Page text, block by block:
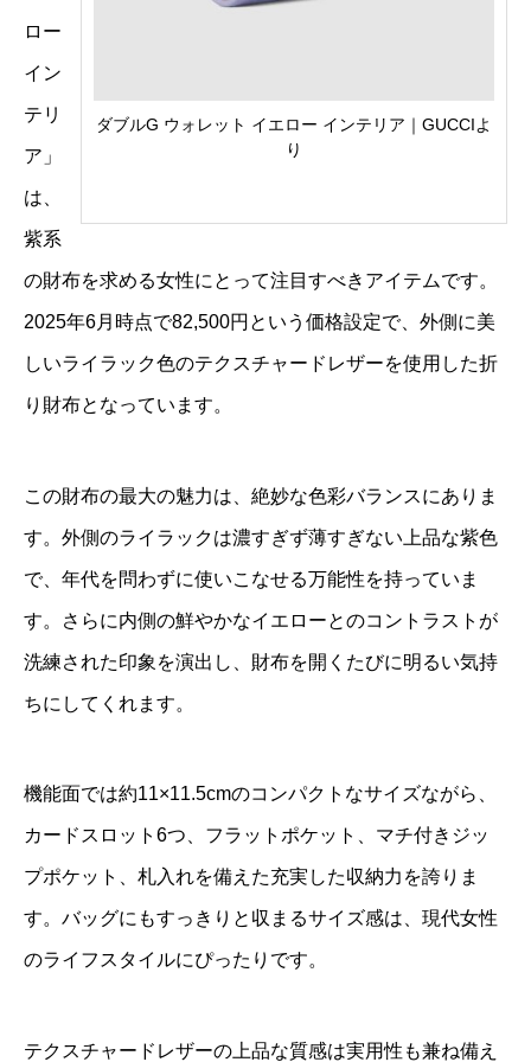
ダブルG ウォレット イエロー インテリア｜GUCCIよ
り
ロー
イン
テリ
ア」
は、
紫系
の財布を求める女性にとって注目すべきアイテムです。
2025年6月時点で82,500円という価格設定で、外側に美
しいライラック色のテクスチャードレザーを使用した折
り財布となっています。
この財布の最大の魅力は、絶妙な色彩バランスにありま
す。外側のライラックは濃すぎず薄すぎない上品な紫色
で、年代を問わずに使いこなせる万能性を持っていま
す。さらに内側の鮮やかなイエローとのコントラストが
洗練された印象を演出し、財布を開くたびに明るい気持
ちにしてくれます。
機能面では約11×11.5cmのコンパクトなサイズながら、
カードスロット6つ、フラットポケット、マチ付きジッ
プポケット、札入れを備えた充実した収納力を誇りま
す。バッグにもすっきりと収まるサイズ感は、現代女性
のライフスタイルにぴったりです。
テクスチャードレザーの上品な質感は実用性も兼ね備え